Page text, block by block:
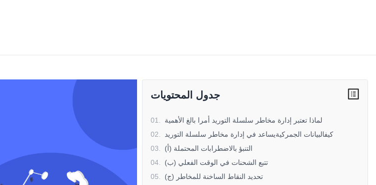
جدول المحتويات
01
لماذا تعتبر إدارة مخاطر سلسلة التوريد أمرا بالغ الأهمية
02
كيفالبيانات الجمركيةيساعد في إدارة مخاطر سلسلة التوريد
03
(أ) التنبؤ بالاضطرابات المحتملة
04
(ب) تتبع الشحنات في الوقت الفعلي
05
(ج) تحديد النقاط الساخنة للمخاطر